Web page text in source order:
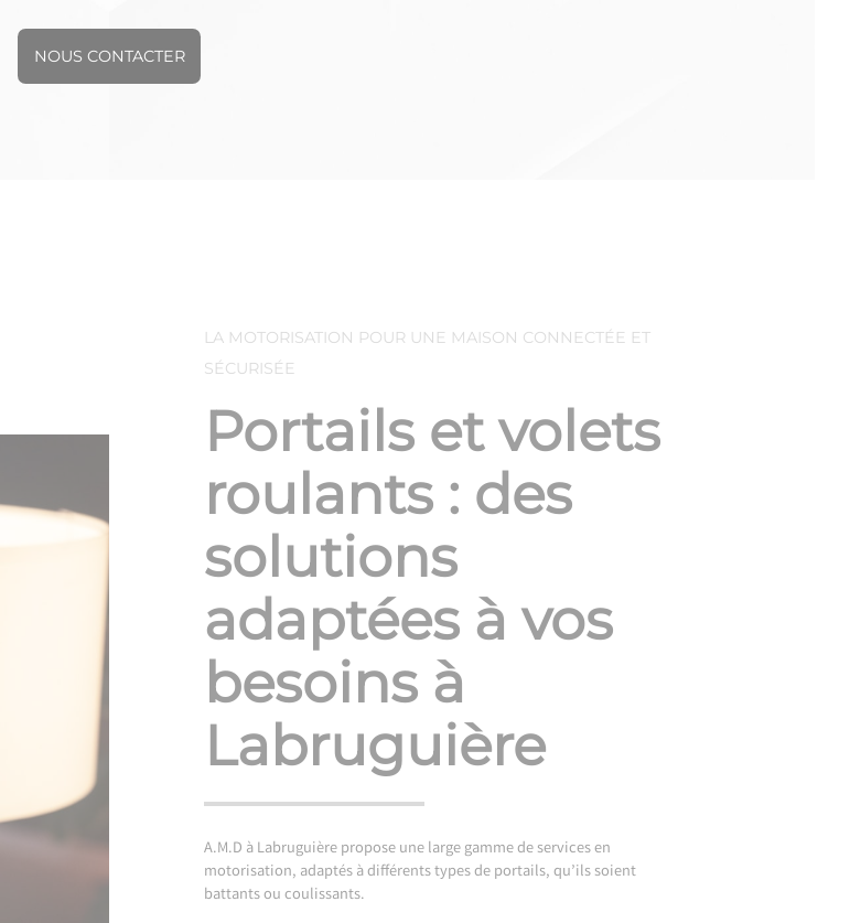
NOUS CONTACTER
LA MOTORISATION POUR UNE MAISON CONNECTÉE ET
SÉCURISÉE
Portails et volets
roulants : des
solutions
adaptées à vos
besoins à
Labruguière
A.M.D à Labruguière propose une large gamme de services en
motorisation, adaptés à différents types de portails, qu’ils soient
battants ou coulissants.